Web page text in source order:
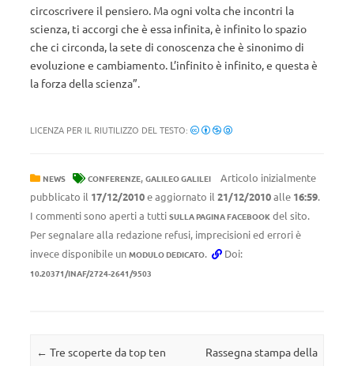
circoscrivere il pensiero. Ma ogni volta che incontri la
scienza, ti accorgi che è essa infinita, è infinito lo spazio
che ci circonda, la sete di conoscenza che è sinonimo di
evoluzione e cambiamento. L’infinito è infinito, e questa è
la forza della scienza”.
LICENZA PER IL RIUTILIZZO DEL TESTO:
NEWS CONFERENZE, GALILEO GALILEI
Articolo inizialmente
pubblicato il 17/12/2010e aggiornato il 21/12/2010alle 16:59.
I commenti sono aperti a tutti SULLA PAGINA FACEBOOK del sito.
Per segnalare alla redazione refusi, imprecisioni ed errori è
invece disponibile un MODULO DEDICATO. Doi:
10.20371/INAF/2724-2641/9503
Navigazione articolo
← Tre scoperte da top ten
Rassegna stampa della